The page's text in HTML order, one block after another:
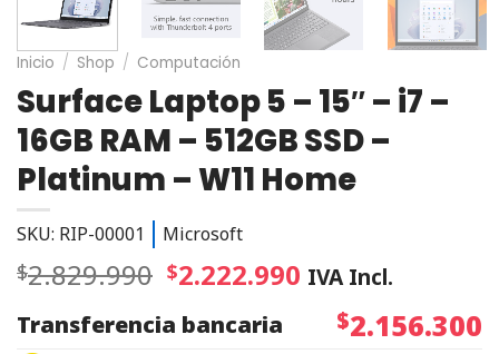
Inicio / Shop / Computación
Surface Laptop 5 – 15″ – i7 –
16GB RAM – 512GB SSD –
Platinum – W11 Home
SKU: RIP-00001 Microsoft
$2.829.990 $2.222.990 IVA Incl.
Transferencia bancaria
$2.156.300